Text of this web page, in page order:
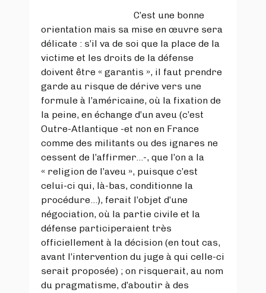
C’est une bonne
orientation mais sa mise en œuvre sera
délicate : s’il va de soi que la place de la
victime et les droits de la défense
doivent être « garantis », il faut prendre
garde au risque de dérive vers une
formule à l’américaine, où la fixation de
la peine, en échange d’un aveu (c’est
Outre-Atlantique -et non en France
comme des militants ou des ignares ne
cessent de l’affirmer…-, que l’on a la
« religion de l’aveu », puisque c’est
celui-ci qui, là-bas, conditionne la
procédure…), ferait l’objet d’une
négociation, où la partie civile et la
défense participeraient très
officiellement à la décision (en tout cas,
avant l’intervention du juge à qui celle-ci
serait proposée) ; on risquerait, au nom
du pragmatisme, d’aboutir à des